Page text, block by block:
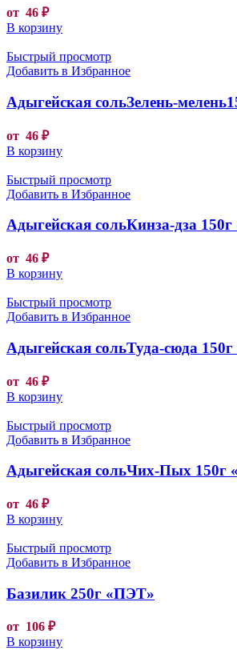
от 46 ₽
В корзину
Быстрый просмотр
Добавить в Избранное
Адыгейская сольЗелень-
от 46 ₽
В корзину
Быстрый просмотр
Добавить в Избранное
Адыгейская сольКинза-дза
от 46 ₽
В корзину
Быстрый просмотр
Добавить в Избранное
Адыгейская сольТуда-сюда
от 46 ₽
В корзину
Быстрый просмотр
Добавить в Избранное
Адыгейская сольЧих-Пых 150г
от 46 ₽
В корзину
Быстрый просмотр
Добавить в Избранное
Базилик 250г «ПЭТ»
от 106 ₽
В корзину